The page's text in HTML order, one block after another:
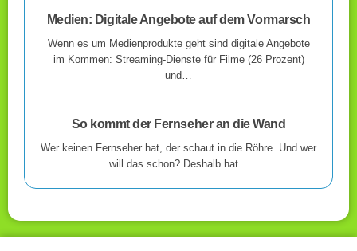
Medien: Digitale Angebote auf dem Vormarsch
Wenn es um Medienprodukte geht sind digitale Angebote
im Kommen: Streaming-Dienste für Filme (26 Prozent)
und…
So kommt der Fernseher an die Wand
Wer keinen Fernseher hat, der schaut in die Röhre. Und wer
will das schon? Deshalb hat…